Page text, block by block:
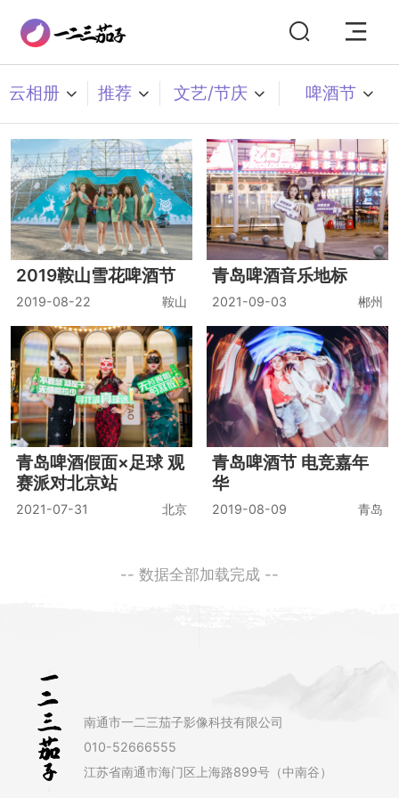
云相册 推荐 文艺/节庆 啤酒节
2019鞍山雪花啤酒节
2019-08-22 鞍山
青岛啤酒音乐地标
2021-09-03 郴州
青岛啤酒假面×足球 观
赛派对北京站
2021-07-31 北京
青岛啤酒节 电竞嘉年
华
2019-08-09 青岛
-- 数据全部加载完成 --
南通市一二三茄子影像科技有限公司
010-52666555
江苏省南通市海门区上海路899号（中南谷）